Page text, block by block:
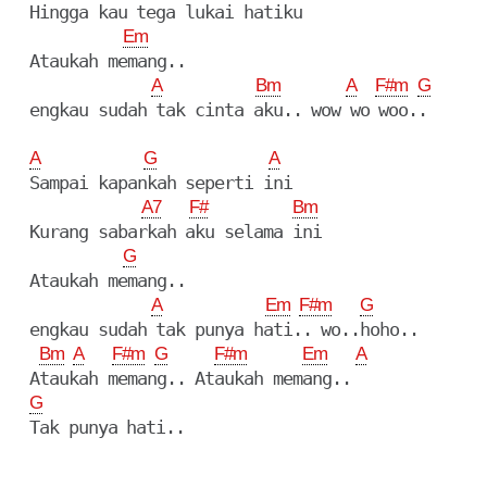
  Hingga kau tega lukai hatiku
Em
  Ataukah memang..
A Bm A F#m G
  engkau sudah tak cinta aku.. wow wo woo..
A G A
  Sampai kapankah seperti ini
A7 F# Bm
  Kurang sabarkah aku selama ini
G
  Ataukah memang..
A Em F#m G
  engkau sudah tak punya hati.. wo..hoho..
Bm A F#m G F#m Em A
  Ataukah memang.. Ataukah memang..
G